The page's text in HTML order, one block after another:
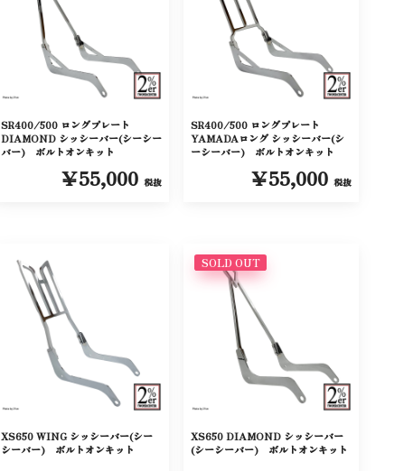
SR400/500 ロングプレート
DIAMOND シッシーバー(シーシー
バー) ボルトオンキット
￥55,000 税抜
SR400/500 ロングプレート
YAMADAロング シッシーバー(シ
ーシーバー) ボルトオンキット
￥55,000 税抜
XS650 WING シッシーバー(シー
シーバー) ボルトオンキット
SOLD OUT
XS650 DIAMOND シッシーバー
(シーシーバー) ボルトオンキット